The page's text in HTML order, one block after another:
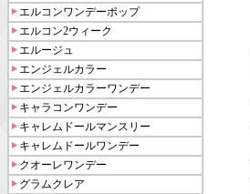
エルコンワンデーポップ
エルコン2ウィーク
エルージュ
エンジェルカラー
エンジェルカラーワンデー
キャラコンワンデー
キャレムドールマンスリー
キャレムドールワンデー
クオーレワンデー
グラムクレア